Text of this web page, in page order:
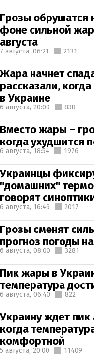
Грозы обрушатся
фоне сильной
августа
7 августа, 06:21 2131
Жара начнет
рассказали,
в Украине
6 августа, 20:00 838
Вместо жары –
когда ухудшится
6 августа, 18:54 1976
Украинцы
"домашних"
говорят
6 августа, 16:46 2017
Грозы сменят
прогноз погоды
6 августа, 08:00 3281
Пик жары в
температура
6 августа, 06:40 822
Украину ждет
когда
комфортной
5 августа, 20:00 11409